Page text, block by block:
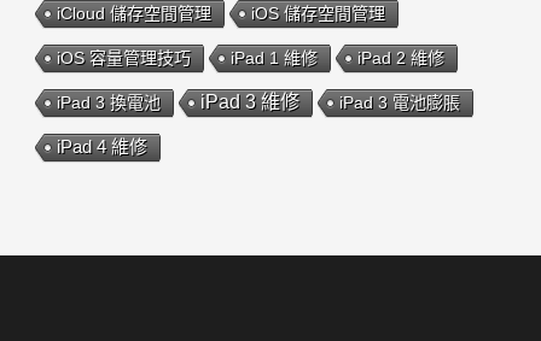
iCloud 儲存空間管理 iOS 儲存空間管理
iOS 容量管理技巧 iPad 1 維修 iPad 2 維修
iPad 3 換電池 iPad 3 維修 iPad 3 電池膨脹
iPad 4 維修